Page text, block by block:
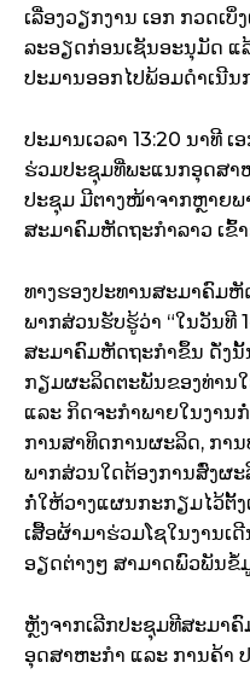
ເລື່ອງວຽກງານ ເອກ ກວດເ
ລະອຽດກ່ອນເຊັນອະນຸມັດ ແ
ປະມານອອກໄປພ້ອມດຳເນີນ
ປະມານເວລາ 13:20 ນາທີ
ຮ່ວມປະຊຸມທີ່ພະແນກອຸດສາ
ປະຊຸມ ມີຕາງໜ້າຈາກຫຼາຍພ
ສະມາຄົມຫັດຖະກຳລາວ ເ
ທາງຮອງປະທານສະມາຄົມ
ພາກສ່ວນຮັບຮູ້ວ່າ “ໃນວັນທີ
ສະມາຄົມຫັດຖະກຳຂຶ້ນ ດັ່ງ
ກຽມຜະລິດຕະພັນຂອງທ່ານ
ແລະ ກິດຈະກຳພາຍໃນງານ
ການສາທິດການຜະລິດ, ກາ
ພາກສ່ວນໃດຕ້ອງການສົ່ງຜ
ກໍ່ໃຫ້ວາງແຜນກະກຽມໄວ້ຕັ້
ເສື້ອຜ້າມາຮ່ວມໂຊໃນງານ
ອຽດຕ່າງໆ ສາມາດພົວພັນຂໍ້
ຫຼັງຈາກເລີກປະຊຸມທີສະມາ
ອຸດສາຫະກຳ ແລະ ການຄ້າ